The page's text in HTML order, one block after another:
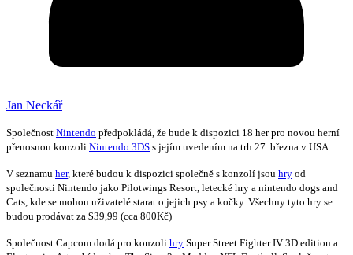
Jan Neckář
Společnost Nintendo předpokládá, že bude k dispozici 18 her pro novou herní
přenosnou konzoli Nintendo 3DS s jejím uvedením na trh 27. března v USA.
V seznamu her, které budou k dispozici společně s konzolí jsou hry od
společnosti Nintendo jako Pilotwings Resort, letecké hry a nintendo dogs and
Cats, kde se mohou uživatelé starat o jejich psy a kočky. Všechny tyto hry se
budou prodávat za $39,99 (cca 800Kč)
Společnost Capcom dodá pro konzoli hry Super Street Fighter IV 3D edition a